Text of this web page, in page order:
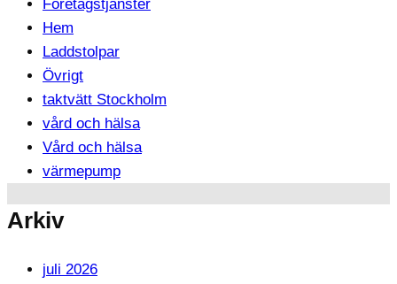
Företagstjänster
Hem
Laddstolpar
Övrigt
taktvätt Stockholm
vård och hälsa
Vård och hälsa
värmepump
Arkiv
juli 2026